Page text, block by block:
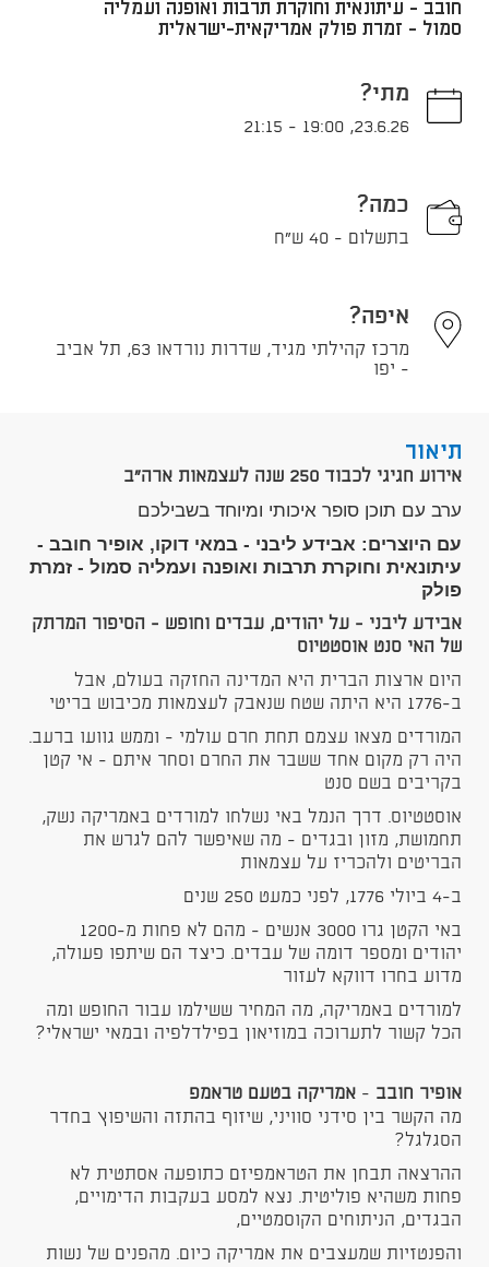
חובב - עיתונאית וחוקרת תרבות ואופנה ועמליה
סמול - זמרת פולק אמריקאית-ישראלית
מתי?
23.6.26
,
19:00
-
21:15
כמה?
בתשלום - 40 ש"ח
איפה?
מרכז קהילתי מגיד, שדרות נורדאו 63, תל אביב
- יפו
תיאור
אירוע חגיגי לכבוד 250 שנה לעצמאות ארה"ב
ערב עם תוכן סופר איכותי ומיוחד בשבילכם
עם היוצרים: אבידע ליבני - במאי דוקו, אופיר חובב -
עיתונאית וחוקרת תרבות ואופנה ועמליה סמול - זמרת
פולק
אבידע ליבני - על יהודים, עבדים וחופש - הסיפור המרתק
של האי סנט אוסטטיוס
היום ארצות הברית היא המדינה החזקה בעולם, אבל
ב-1776 היא היתה שטח שנאבק לעצמאות מכיבוש בריטי
המורדים מצאו עצמם תחת חרם עולמי - וממש גוועו ברעב.
היה רק מקום אחד ששבר את החרם וסחר איתם - אי קטן
בקריבים בשם סנט
אוסטטיוס. דרך הנמל באי נשלחו למורדים באמריקה נשק,
תחמושת, מזון ובגדים - מה שאיפשר להם לגרש את
הבריטים ולהכריז על עצמאות
ב-4 ביולי 1776, לפני כמעט 250 שנים
באי הקטן גרו 3000 אנשים - מהם לא פחות מ-1200
יהודים ומספר דומה של עבדים. כיצד הם שיתפו פעולה,
מדוע בחרו דווקא לעזור
למורדים באמריקה, מה המחיר ששילמו עבור החופש ומה
הכל קשור לתערוכה במוזיאון בפילדלפיה ובמאי ישראלי?
אופיר חובב - אמריקה בטעם טראמפ
מה הקשר בין סידני סוויני, שיזוף בהתזה והשיפוץ בחדר
הסגלגל?
ההרצאה תבחן את הטראמפיזם כתופעה אסתטית לא
פחות משהיא פוליטית. נצא למסע בעקבות הדימויים,
הבגדים, הניתוחים הקוסמטיים,
והפנטזיות שמעצבים את אמריקה כיום. מהפנים של נשות